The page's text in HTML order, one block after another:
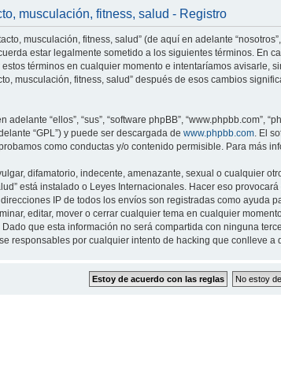
musculación, fitness, salud - Registro
musculación, fitness, salud” (de aquí en adelante
estar legalmente sometido a los siguientes términos. En
términos en cualquier momento e intentaríamos
musculación, fitness, salud” después de esos cambios
“ellos”, “sus”, “software phpBB”, “www.phpbb.com”,
“GPL”) y puede ser descargada de www.phpbb.com . El
como conductas y/o contenido permisible. Para más
difamatorio, indecente, amenazante, sexual o cualquier
está instalado o Leyes Internacionales. Hacer eso
IP de todos los envíos son registradas como ayuda
editar, mover o cerrar cualquier tema en cualquier
que esta información no será compartida con ninguna
responsables por cualquier intento de hacking que conlleve a